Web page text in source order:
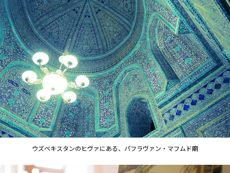
ウズベキスタンのヒヴァにある、パフラヴァン・マフムド廟